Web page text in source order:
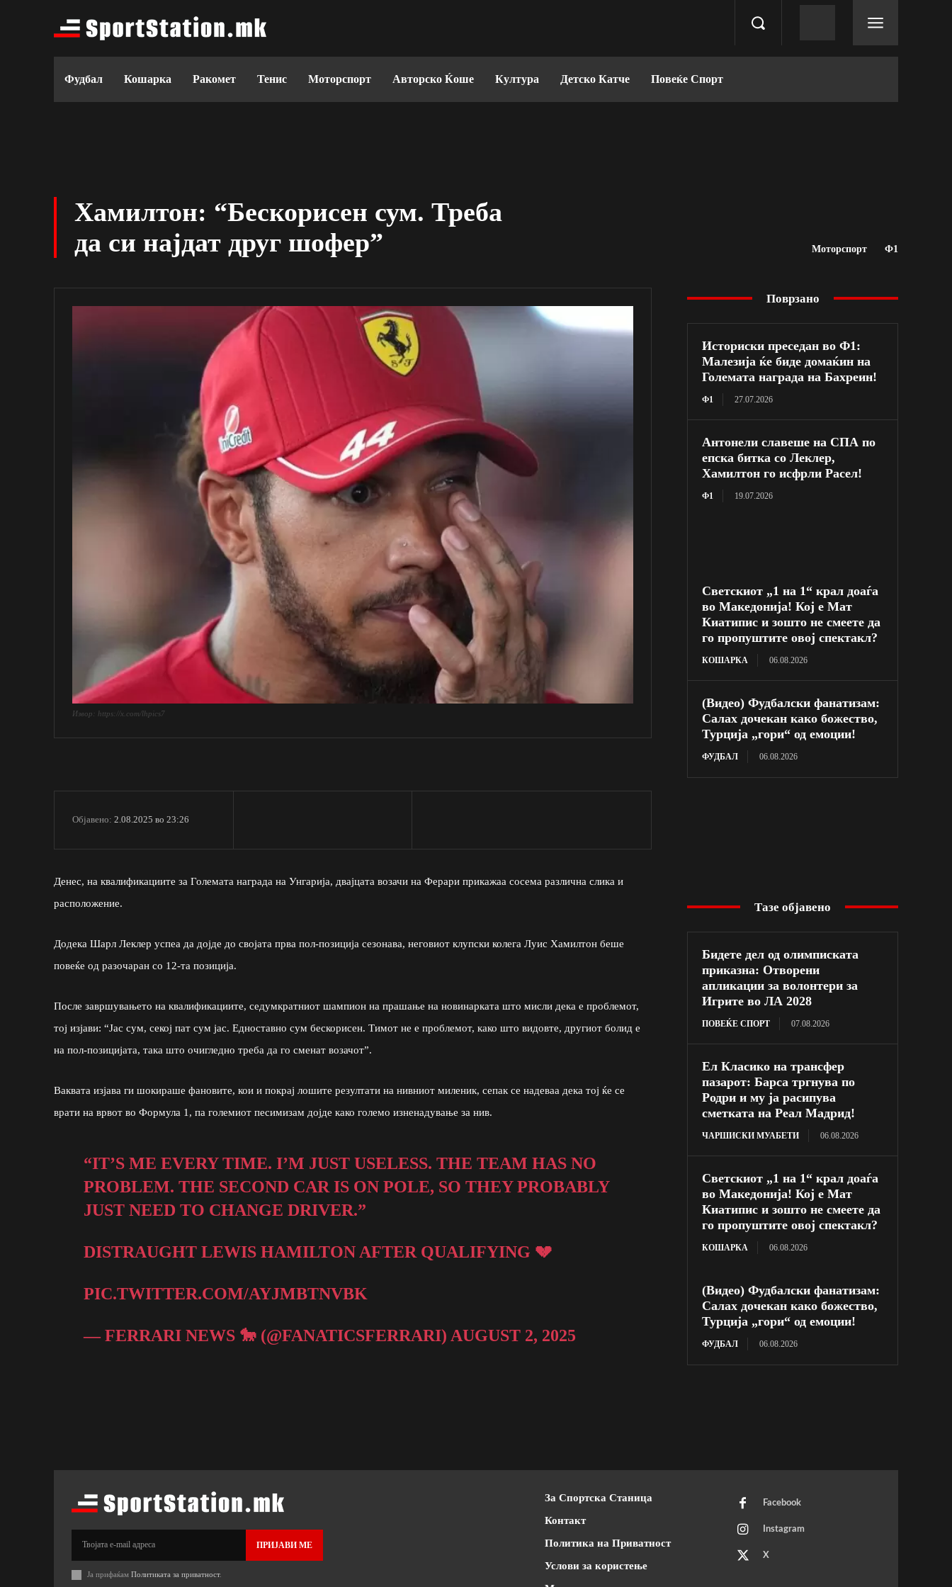
Фудбал Кошарка Ракомет Тенис Моторспорт Авторско Ќоше Култура Детско Катче Повеќе Спорт
Хамилтон: “Бескорисен сум. Треба
да си најдат друг шофер”
Моторспорт Ф1
Извор: https://x.com/lhpics7
Објавено: 2.08.2025 во 23:26
Денес, на квалификациите за Големата награда на Унгарија, двајцата возачи на Ферари прикажаа сосема различна слика и
расположение.
Додека Шарл Леклер успеа да дојде до својата прва пол-позиција сезонава, неговиот клупски колега Луис Хамилтон беше
повеќе од разочаран со 12-та позиција.
После завршувањето на квалификациите, седумкратниот шампион на прашање на новинарката што мисли дека е проблемот,
тој изјави: “Јас сум, секој пат сум јас. Едноставно сум бескорисен. Тимот не е проблемот, како што видовте, другиот болид е
на пол-позицијата, така што очигледно треба да го сменат возачот”.
Ваквата изјава ги шокираше фановите, кои и покрај лошите резултати на нивниот миленик, сепак се надеваа дека тој ќе се
врати на врвот во Формула 1, па големиот песимизам дојде како големо изненадување за нив.
“IT’S ME EVERY TIME. I’M JUST USELESS. THE TEAM HAS NO
PROBLEM. THE SECOND CAR IS ON POLE, SO THEY PROBABLY
JUST NEED TO CHANGE DRIVER.”
DISTRAUGHT LEWIS HAMILTON AFTER QUALIFYING 💔
PIC.TWITTER.COM/AYJMBTNVBK
— FERRARI NEWS 🐎 (@FANATICSFERRARI) AUGUST 2, 2025
Поврзано
Историски преседан во Ф1:
Малезија ќе биде домаќин на
Големата награда на Бахреин!
Ф1 27.07.2026
Антонели славеше на СПА по
епска битка со Леклер,
Хамилтон го исфрли Расел!
Ф1 19.07.2026
Светскиот „1 на 1“ крал доаѓа
во Македонија! Кој е Мат
Киатипис и зошто не смеете да
го пропуштите овој спектакл?
КОШАРКА 06.08.2026
(Видео) Фудбалски фанатизам:
Салах дочекан како божество,
Турција „гори“ од емоции!
ФУДБАЛ 06.08.2026
Тазе објавено
Бидете дел од олимписката
приказна: Отворени
апликации за волонтери за
Игрите во ЛА 2028
ПОВЕЌЕ СПОРТ 07.08.2026
Ел Класико на трансфер
пазарот: Барса тргнува по
Родри и му ја расипува
сметката на Реал Мадрид!
ЧАРШИСКИ МУАБЕТИ 06.08.2026
Светскиот „1 на 1“ крал доаѓа
во Македонија! Кој е Мат
Киатипис и зошто не смеете да
го пропуштите овој спектакл?
КОШАРКА 06.08.2026
(Видео) Фудбалски фанатизам:
Салах дочекан како божество,
Турција „гори“ од емоции!
ФУДБАЛ 06.08.2026
ПРИЈАВИ МЕ
Ја прифаќам Политиката за приватност.
За Спортска Станица
Контакт
Политика на Приватност
Услови за користење
Facebook
Instagram
X